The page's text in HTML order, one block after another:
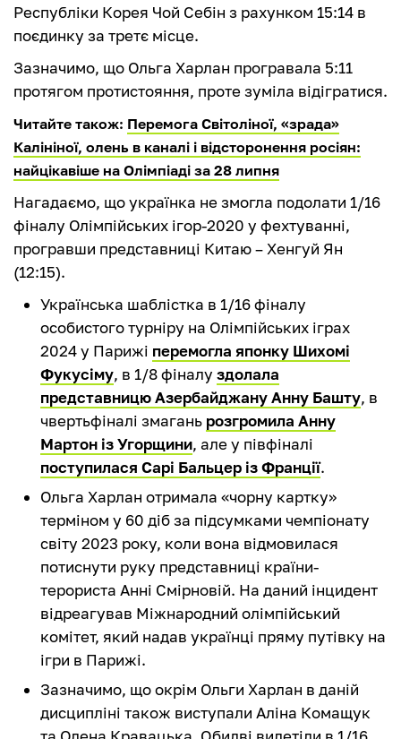
Республіки Корея Чой Себін з рахунком 15:14 в
поєдинку за третє місце.
Зазначимо, що Ольга Харлан програвала 5:11
протягом протистояння, проте зуміла відігратися.
Читайте також: Перемога Світоліної, «зрада»
Калініної, олень в каналі і відсторонення росіян:
найцікавіше на Олімпіаді за 28 липня
Нагадаємо, що українка не змогла подолати 1/16
фіналу Олімпійських ігор-2020 у фехтуванні,
програвши представниці Китаю – Хенгуй Ян
(12:15).
Українська шаблістка в 1/16 фіналу
особистого турніру на Олімпійських іграх
2024 у Парижі перемогла японку Шихомі
Фукусіму, в 1/8 фіналу здолала
представницю Азербайджану Анну Башту, в
чвертьфіналі змагань розгромила Анну
Мартон із Угорщини, але у півфіналі
поступилася Сарі Бальцер із Франції.
Ольга Харлан отримала «чорну картку»
терміном у 60 діб за підсумками чемпіонату
світу 2023 року, коли вона відмовилася
потиснути руку представниці країни-
терориста Анні Смірновій. На даний інцидент
відреагував Міжнародний олімпійський
комітет, який надав українці пряму путівку на
ігри в Парижі.
Зазначимо, що окрім Ольги Харлан в даній
дисципліні також виступали Аліна Комащук